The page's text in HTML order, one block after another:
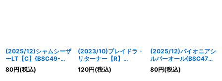
(2025/12)シャムシーザ
ーLT【C】{BSC49-
001}《赤》
80円(税込)
(2023/10)ブレイドラ・
リターナー【R】
{BS64-001}《赤》
120円(税込)
(2025/12)パイオニアシ
ルバーオール(BSC47収
録)【C】{BS52-029}
《白》
80円(税込)